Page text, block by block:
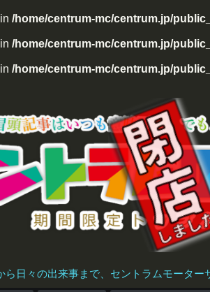
/home/centrum-mc/centrum.jp/
/home/centrum-mc/centrum.jp/
/home/centrum-mc/centrum.jp/
ら日々の出来事まで、セントラムモーター